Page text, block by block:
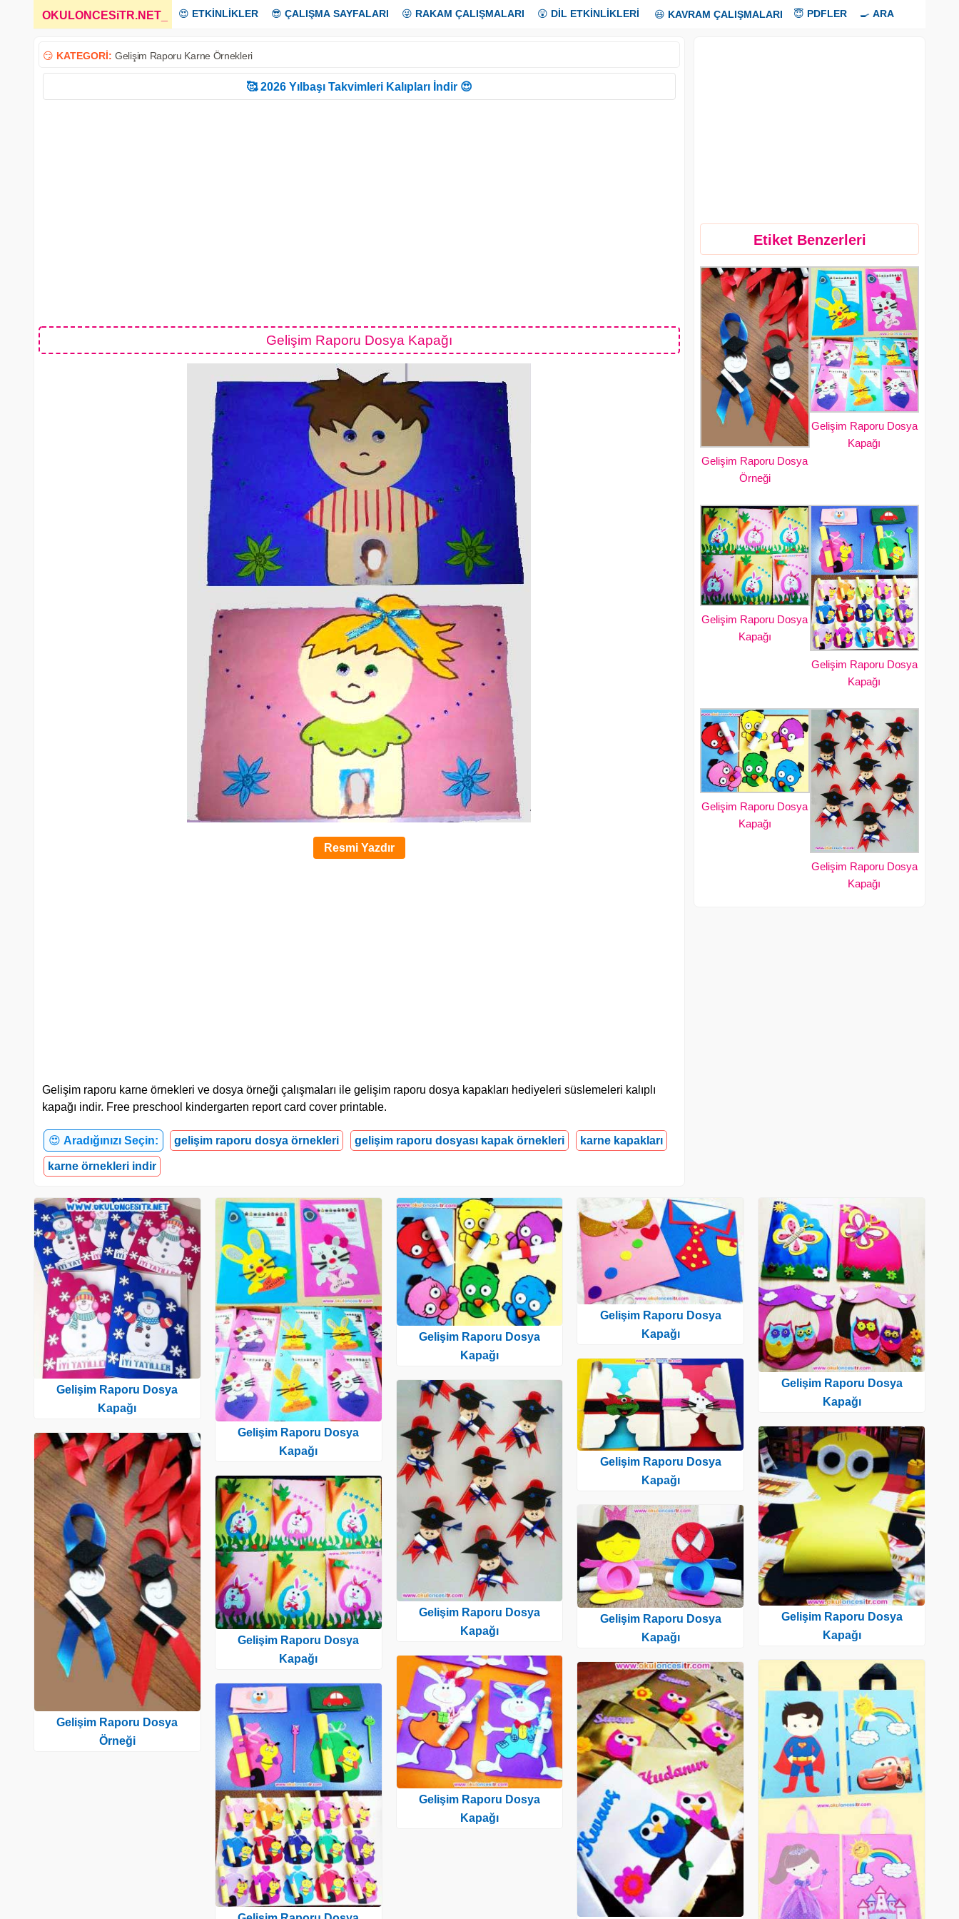
OKULONCESiTR.NET 😍 ETKİNLİKLER 😎 ÇALIŞMA SAYFALARI 😜 RAKAM ÇALIŞMALARI 😲 DİL ETKİNLİKLERİ 😃 KAVRAM ÇALIŞMALARI 😇 PDFLER 🍳 ARA
😏 KATEGORİ: Gelişim Raporu Karne Örnekleri
🥰 2026 Yılbaşı Takvimleri Kalıpları İndir 😍
Gelişim Raporu Dosya Kapağı
Resmi Yazdır
Gelişim raporu karne örnekleri ve dosya örneği çalışmaları ile gelişim raporu dosya kapakları hediyeleri süslemeleri kalıplı
kapağı indir. Free preschool kindergarten report card cover printable.
😍 Aradığınızı Seçin: gelişim raporu dosya örnekleri gelişim raporu dosyası kapak örnekleri karne kapakları
karne örnekleri indir
Etiket Benzerleri
Gelişim Raporu Dosya
Örneği
Gelişim Raporu Dosya
Kapağı
Gelişim Raporu Dosya
Kapağı
Gelişim Raporu Dosya
Kapağı
Gelişim Raporu Dosya
Kapağı
Gelişim Raporu Dosya
Kapağı
Gelişim Raporu Dosya
Kapağı
Gelişim Raporu Dosya
Örneği
Gelişim Raporu Dosya
Kapağı
Gelişim Raporu Dosya
Kapağı
Gelişim Raporu Dosya
Kapağı
Gelişim Raporu Dosya
Kapağı
Gelişim Raporu Dosya
Kapağı
Gelişim Raporu Dosya
Kapağı
Gelişim Raporu Dosya
Kapağı
Gelişim Raporu Dosya
Kapağı
Gelişim Raporu Dosya
Kapağı
Gelişim Raporu Dosya
Kapağı